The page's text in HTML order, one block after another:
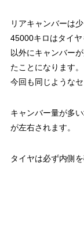
リアキャンバーは
45000キロはタイ
以外にキャンバー
たことになります。
今回も同じような
キャンバー量が多
が左右されます。
タイヤは必ず内側